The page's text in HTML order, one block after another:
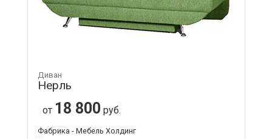
Диван
Нерль
от 18 800 руб.
Фабрика - Мебель Холдинг